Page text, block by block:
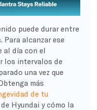
puede durar entre
alcanzar ese
al día con el
los intervalos de
una vez que
más
de tu
Hyundai y cómo la